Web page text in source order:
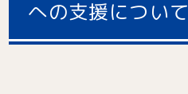
への支援について